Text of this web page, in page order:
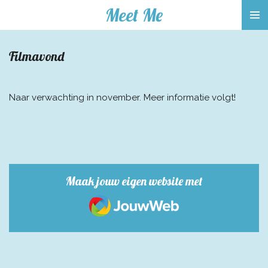
de
Meet Me
Filmavond
Naar verwachting in november. Meer informatie volgt!
Maak jouw eigen website met
JouwWeb